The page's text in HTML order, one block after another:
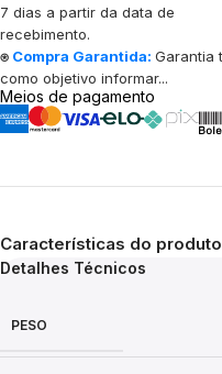
7 dias a partir da data de
recebimento.
⍟ Compra Garantida: Garantia
como objetivo informar...
Meios de pagamento
Características do produto
Detalhes Técnicos
PESO